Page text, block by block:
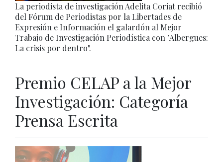
La periodista de investigación Adelita Coriat recibió
del Fórum de Periodistas por la Libertades de
Expresión e Información el galardón al Mejor
Trabajo de Investigación Periodística con "Albergues:
La crisis por dentro".
Premio CELAP a la Mejor
Investigación: Categoría
Prensa Escrita